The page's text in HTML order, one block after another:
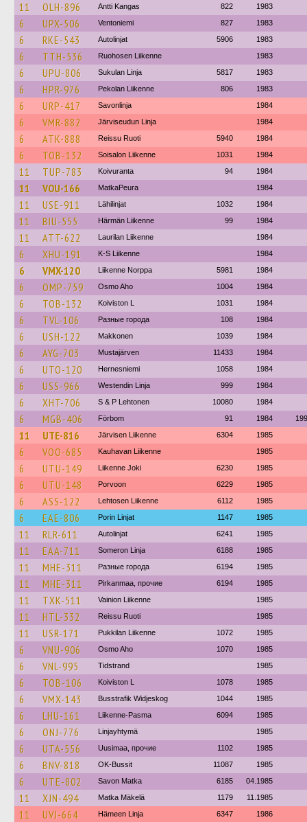
11 OLH-896 Antti Kangas 822 1983
6 UPX-506 Ventoniemi 827 1983
6 RKE-543 Autolinjat 5906 1983
6 TTH-536 Ruohosen Liikenne 1983
6 UPU-806 Sukulan Linja 5817 1983
6 HPR-976 Pekolan Liikenne 806 1983
6 URP-417 Savonlinja 1984
6 VMR-882 Järviseudun Linja 1984
6 ATK-888 Reissu Ruoti 5940 1984
6 TOB-132 Soisalon Liikenne 1031 1984
11 TUP-783 Koivuranta 94 1984
11 VOU-166 MatkaPeura 1984
11 USE-911 Lähilinjat 1032 1984
11 BIU-555 Härmän Liikenne 99 1984
11 ATT-622 Laurilan Liikenne 1984
6 XHU-191 K-S Liikenne 1984
6 VMX-120 Liikenne Norppa 5981 1984
6 OMP-759 Osmo Aho 1004 1984
6 TOB-132 Koiviston L 1031 1984
6 TVL-106 Разные города 108 1984
6 USH-122 Makkonen 1039 1984
6 AYG-703 Mustajärven 11433 1984
6 UTO-120 Hernesniemi 1058 1984
6 USS-966 Westendin Linja 999 1984
6 XHT-706 S & P Lehtonen 10080 1984
6 MGB-406 Förbom 91 1984
11 UTE-816 Järvisen Liikenne 6304 1985
6 VOO-685 Kauhavan Liikenne 1985
6 UTU-149 Liikenne Joki 6230 1985
6 UTU-148 Porvoon 6229 1985
6 ASS-122 Lehtosen Liikenne 6112 1985
6 EAE-806 Porin Linjat 1147 1985
11 RLR-611 Autolinjat 6241 1985
11 EAA-711 Someron Linja 6188 1985
11 MHE-311 Разные города 6194 1985
11 MHE-311 Pirkanmaa, прочие 6194 1985
11 TXK-511 Vainion Liikenne 1985
11 HTL-332 Reissu Ruoti 1985
11 USR-171 Pukkilan Liikenne 1072 1985
6 VNU-906 Osmo Aho 1070 1985
6 VNL-995 Tidstrand 1985
6 TOB-106 Koiviston L 1078 1985
6 VMX-143 Busstrafik Widjeskog 1044 1985
6 LHU-161 Liikenne-Pasma 6094 1985
6 ONJ-776 Linjayhtymä 1985
6 UTA-556 Uusimaa, прочие 1102 1985
6 BNV-818 OK-Bussit 11087 1985
6 UTE-802 Savon Matka 6185 04.1985
11 XJN-494 Matka Mäkelä 1179 11.1985
11 UVJ-664 Hämeen Linja 6347 1986